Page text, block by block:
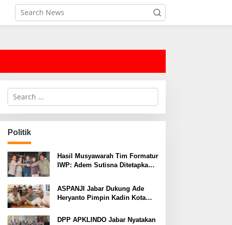
S
r
c
h
f
o
r
:
Politik
Hasil Musyawarah Tim Formatur
IWP: Adem Sutisna Ditetapkan
ASPANJI Jabar Dukung Ade
Heryanto Pimpin Kadin Kota
DPP APKLINDO Jabar Nyatakan